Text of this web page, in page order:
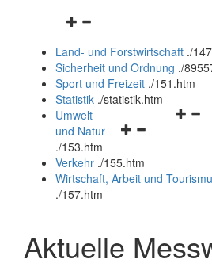
Navigationsmenü
und
schließen
Land- und Forstwirtschaft ./
Sicherheit und Ordnung ./
Sport und Freizeit ./151.htm
Statistik ./statistik.htm
Navigationsmenü
und
schließen
Umwelt
und Natur
./153.htm
Verkehr ./155.htm
Wirtschaft, Arbeit und
./157.htm
Aktuelle